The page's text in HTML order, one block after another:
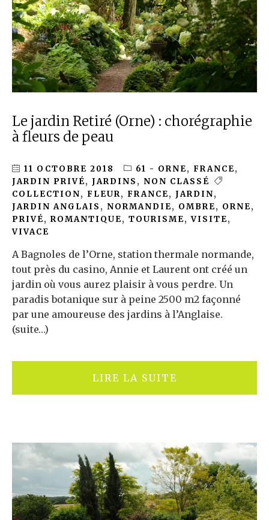
Le jardin Retiré (Orne) : chorégraphie
à fleurs de peau
11 OCTOBRE 2018 61 - ORNE, FRANCE,
JARDIN PRIVÉ, JARDINS , NON CLASSÉ
COLLECTION, FLEUR, FRANCE, JARDIN,
JARDIN ANGLAIS , NORMANDIE, OMBRE, ORNE,
PRIVÉ, ROMANTIQUE, TOURISME,VISITE,
VIVACE
A Bagnoles de l’Orne, station thermale normande,
tout près du casino, Annie et Laurent ont créé un
jardin où vous aurez plaisir à vous perdre. Un
paradis botanique sur à peine 2500 m2 façonné
par une amoureuse des jardins à l’Anglaise.
(suite…)
LIRE LA SUITE